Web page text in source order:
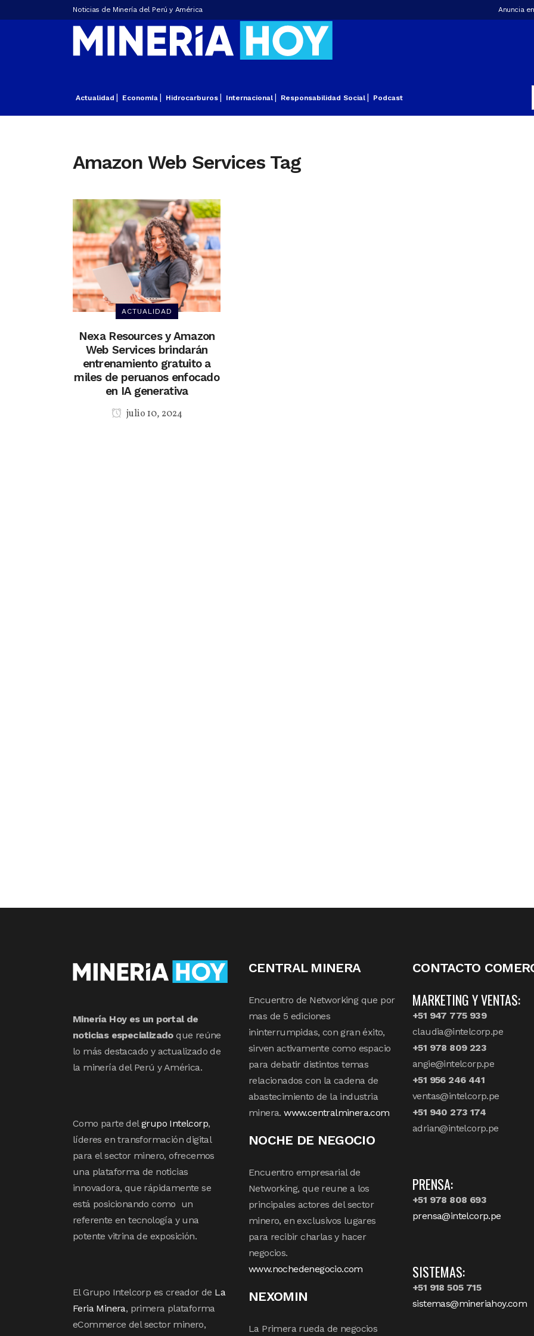
Noticias de Minería del Perú y América Anuncia
Actualidad Economía Hidrocarburos Internacional Responsabilidad Social Podcast
Amazon Web Services Tag
ACTUALIDAD
Nexa Resources y Amazon
Web Services brindarán
entrenamiento gratuito a
miles de peruanos enfocado
en IA generativa
julio 10, 2024
Minería Hoy es un portal de
noticias especializadoque reúne
lo más destacado y actualizado de
la minería del Perú y América.
Como parte delgrupo Intelcorp,
líderes en transformación digital
para el sector minero, ofrecemos
una plataforma de noticias
innovadora, que rápidamente se
está posicionando como un
referente en tecnología y una
potente vitrina de exposición.
El Grupo Intelcorp es creador de La
Feria Minera, primera plataforma
eCommerce del sector minero,
CENTRAL MINERA
Encuentro de Networking que por
mas de 5 ediciones
ininterrumpidas, con gran éxito,
sirven activamente como espacio
para debatir distintos temas
relacionados con la cadena de
abastecimiento de la industria
minera.www.centralminera.com
NOCHE DE NEGOCIO
Encuentro empresarial de
Networking, que reune a los
principales actores del sector
minero, en exclusivos lugares
para recibir charlas y hacer
negocios.
www.nochedenegocio.com
NEXOMIN
La Primera rueda de negocios
CONTACTO
MARKETING Y VENTAS:
+51 947 775 939
claudia@intelcorp.pe
+51 978 809 223
angie@intelcorp.pe
+51 956 246 441
ventas@intelcorp.pe
+51 940 273 174
adrian@intelcorp.pe
PRENSA:
+51 978 808 693
prensa@intelcorp.pe
SISTEMAS:
+51 918 505 715
sistemas@mineriahoy.com